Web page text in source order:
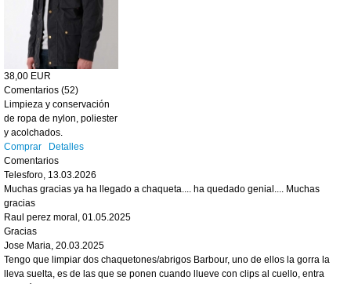
38,00 EUR
Comentarios (52)
Limpieza y conservación
de ropa de nylon, poliester
y acolchados.
Comprar
Detalles
Comentarios
Telesforo 13.03.2026
Muchas gracias ya ha llegado a chaqueta.... ha quedado genial.... Muchas
gracias
Raul perez moral 01.05.2025
Gracias
Jose Maria 20.03.2025
Tengo que limpiar dos chaquetones/abrigos Barbour, uno de ellos la gorra la
lleva suelta, es de las que se ponen cuando llueve con clips al cuello, entra